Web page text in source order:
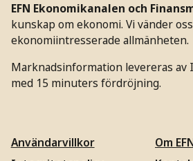
EFN Ekonomikanalen och
kunskap om ekonomi. Vi vänder
ekonomiintresserade allmänheten.
Marknadsinformation levereras av
med 15 minuters fördröjning.
Användarvillkor
Om